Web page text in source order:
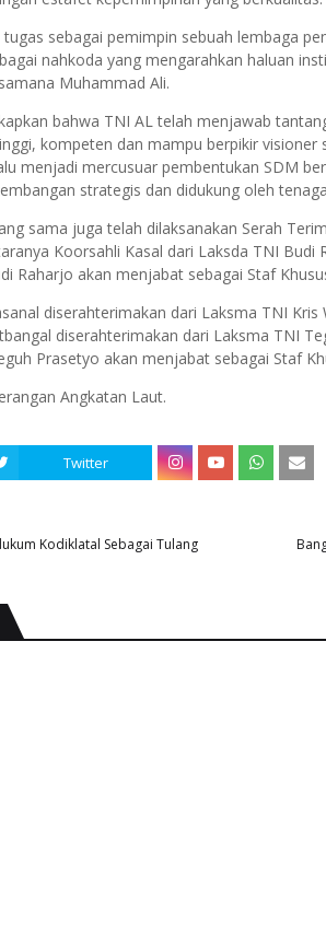
sebagai pemimpin sebuah lembaga
nahkoda yang mengarahkan haluan
Muhammad Ali.
bahwa TNI AL telah menjawab
kompeten dan mampu berpikir
menjadi mercusuar pembentukan SDM
strategis dan didukung oleh
sama juga telah dilaksanakan Serah
Koorsahli Kasal dari Laksda TNI
Raharjo akan menjabat sebagai Staf
diserahterimakan dari Laksma TNI
diserahterimakan dari Laksma TNI
Prasetyo akan menjabat sebagai Staf
Angkatan Laut.
Twitter
Kodiklatal Sebagai Tulang